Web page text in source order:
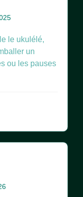
le ukulélé,
un
ou les pauses